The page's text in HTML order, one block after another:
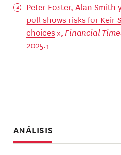
Peter Foster, Alan Smith
poll shows risks for Keir
choices»,Financial
2025.
ANÁLISIS